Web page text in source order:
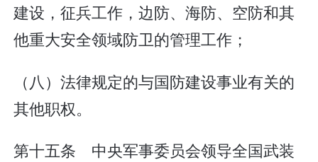
建设，征兵工作，边防、海防、空防和其
他重大安全领域防卫的管理工作；
（八）法律规定的与国防建设事业有关的
其他职权。
第十五条 中央军事委员会领导全国武装